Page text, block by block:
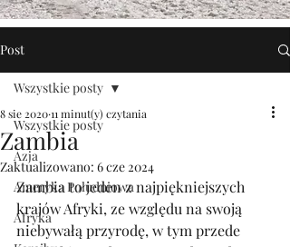
Post
Wszystkie posty
Azja
Ameryka Południowa
Afryka
Wszystkie posty
Zambia
8 sie 202011 minut(y) czytania
Zaktualizowano: 6 cze 2024
Zambia to jeden z najpiękniejszych
krajów Afryki, ze względu na swoją
niebywałą przyrodę, w tym przede